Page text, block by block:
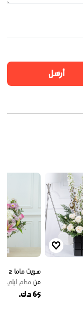
أرسل
سويت ماما 2
من مدام ليلي
65 د.ك.